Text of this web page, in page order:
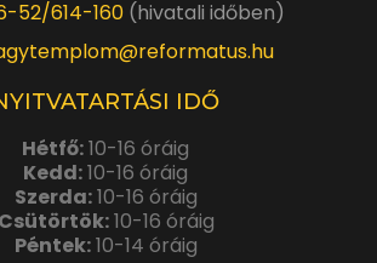
52/614-160(hivatali időben)
IDŐ
Hétfő:10-16 óráig
Kedd:10-16 óráig
Szerda:10-16 óráig
Csütörtök:10-16 óráig
Péntek:10-14 óráig